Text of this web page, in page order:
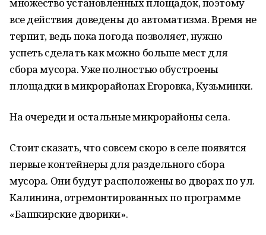
все действия доведены до автоматизма. Время не
терпит, ведь пока погода позволяет, нужно
успеть сделать как можно больше мест для
сбора мусора. Уже полностью обустроены
площадки в микрорайонах Егоровка, Кузьминки.
На очереди и остальные микрорайоны села.
Стоит сказать, что совсем скоро в селе появятся
первые контейнеры для раздельного сбора
мусора. Они будут расположены во дворах по ул.
Калинина, отремонтированных по программе
«Башкирские дворики».